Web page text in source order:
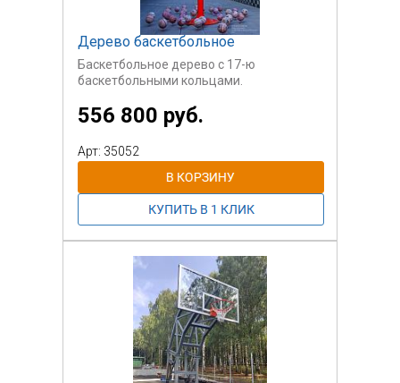
Дерево баскетбольное
Баскетбольное дерево с 17-ю
баскетбольными кольцами.
556 800 руб.
Арт: 35052